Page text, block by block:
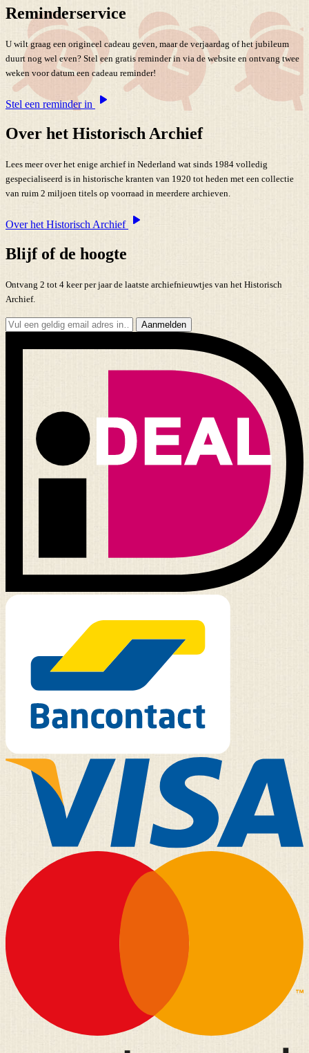
Reminderservice
U wilt graag een origineel cadeau geven, maar de verjaardag of het jubileum
duurt nog wel even? Stel een gratis reminder in via de website en ontvang twee
weken voor datum een cadeau reminder!
Stel een reminder in
Over het Historisch Archief
Lees meer over het enige archief in Nederland wat sinds 1984 volledig
gespecialiseerd is in historische kranten van 1920 tot heden met een collectie
van ruim 2 miljoen titels op voorraad in meerdere archieven.
Over het Historisch Archief
Blijf of de hoogte
Ontvang 2 tot 4 keer per jaar de laatste archiefnieuwtjes van het Historisch
Archief.
Aanmelden